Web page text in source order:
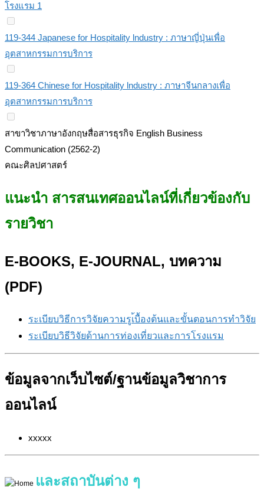
โรงแรม 1
119-344 Japanese for Hospitality lndustry : ภาษาญี่ปุ่นเพื่อ
อุตสาหกรรมการบริการ
119-364 Chinese for Hospitality lndustry : ภาษาจีนกลางเพื่อ
อุตสาหกรรมการบริการ
สาขาวิชาภาษาอังกฤษสื่อสารธุรกิจ English Business
Communication (2562-2)
คณะศิลปศาสตร์
แนะนำ สารสนเทศออนไลน์ที่เกี่ยวข้องกับ
รายวิชา
E-BOOKS, E-JOURNAL, บทความ
(PDF)
ระเบียบวิธีการวิจัยความรูเ้บื้องต้นและขั้นตอนการทำวิจัย
ระเบียบวิธีวิจัยด้านการท่องเที่ยวและการโรงแรม
ข้อมูลจากเว็บไซต์/ฐานข้อมูลวิชาการ
ออนไลน์
xxxxx
และสถาบันต่าง ๆ